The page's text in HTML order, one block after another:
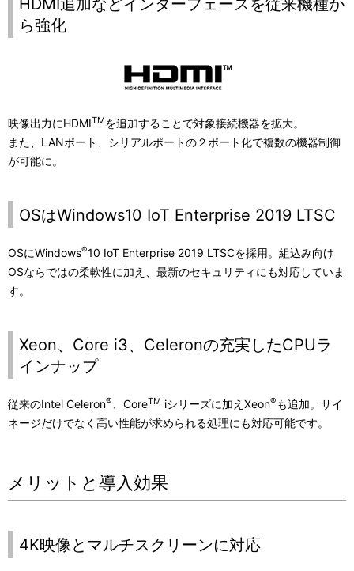
HDMI追加などインターフェースを従来機種か
ら強化
映像出力にHDMITMを追加することで対象接続機器を拡大。
また、LANポート、シリアルポートの２ポート化で複数の機器制御
が可能に。
OSはWindows10 IoT Enterprise 2019 LTSC
OSにWindows®10 IoT Enterprise 2019 LTSCを採用。組込み向け
OSならではの柔軟性に加え、最新のセキュリティにも対応していま
す。
Xeon、Core i3、Celeronの充実したCPUラ
インナップ
従来のIntel Celeron® 、CoreTM iシリーズに加えXeon® も追加。サイ
ネージだけでなく高い性能が求められる処理にも対応可能です。
メリットと導入効果
4K映像とマルチスクリーンに対応